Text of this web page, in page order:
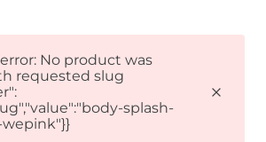
No product was
requested slug
splash-